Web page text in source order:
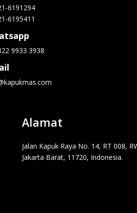
6191294
6195411
9933 3938
Alamat
Jalan Kapuk Raya No. 14, RT 008,
Jakarta Barat, 11720, Indonesia.